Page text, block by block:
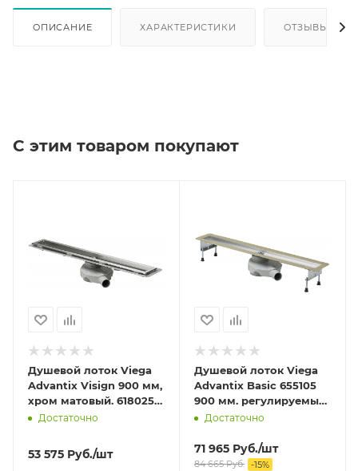
ОПИСАНИЕ ХАРАКТЕРИСТИКИ ОТЗЫВЫ
С этим товаром покупают
Душевой лоток Viega
Advantix Visign 900 мм,
хром матовый. 618025
(4964.80)
Достаточно
53 575 Руб./шт
Душевой лоток Viega
Advantix Basic 655105
900 мм. регулируемый
с сифоном и опорами.
Достаточно
71 965 Руб./шт
84 665Руб. -15%